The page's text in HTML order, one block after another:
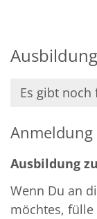
Es gibt noch
Ausbildung
Wenn Du an
möchtes,